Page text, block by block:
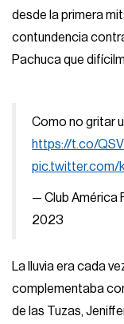
desde la primera
contundencia
Pachuca que
Como no gritar
https://t.co/
pic.twitter.com/
— Club América
2023
La lluvia era cada
complementaba
de las Tuzas,